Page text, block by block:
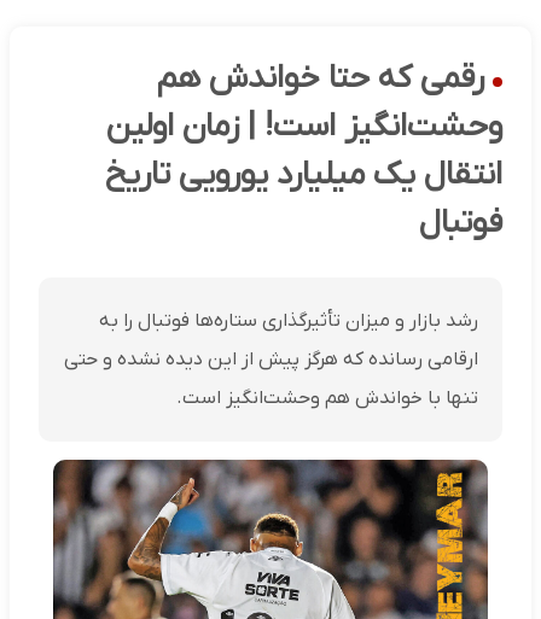
رقمی که حتا خواندش هم
وحشت‌انگیز است! | زمان اولین
انتقال یک میلیارد یورویی تاریخ
فوتبال
رشد بازار و میزان تأثیرگذاری ستاره‌ها فوتبال را به
ارقامی رسانده که هرگز پیش از این دیده نشده و حتی
تنها با خواندش هم وحشت‌انگیز است.